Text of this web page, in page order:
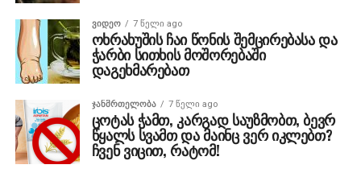
ᲕᲘᲓᲔᲝ 7 წელი ago
ოხრახუშის ჩაი წონის შემცირებასა და
ჭარბი სითხის მოშორებაში
დაგეხმარებათ
ᲯᲐᲜᲛᲠᲗᲔᲚᲝᲑᲐ 7 წელი ago
ცოტას ჭამთ, კარგად საუზმობთ, ბევრ
წყალს სვამთ და მაინც ვერ იკლებთ?
ჩვენ ვიცით, რატომ!